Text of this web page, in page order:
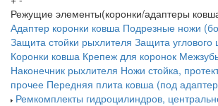
Режущие элементы(коронки/адаптеры
Адаптер коронки ковша Подрезные ножи
Защита стойки рыхлителя Защита углового
Коронки ковша Крепеж для коронок
Наконечник рыхлителя Ножи стойка,
прочее Передняя плита ковша (под
Ремкомплекты гидроцилиндров,